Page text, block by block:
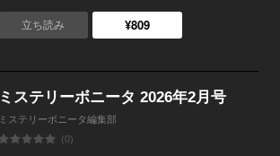
立ち読み ¥809
ミステリーボニータ 2026年2月号
ミステリーボニータ編集部
(0)